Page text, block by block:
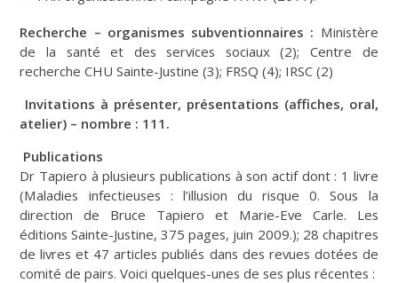
Recherche – organismes subventionnaires : Ministère
de la santé et des services sociaux (2); Centre de
recherche CHU Sainte-Justine (3); FRSQ (4); IRSC (2)
Invitations à présenter, présentations (affiches, oral,
atelier) – nombre : 111.
Publications
Dr Tapiero à plusieurs publications à son actif dont : 1 livre
(Maladies infectieuses : l’illusion du risque 0. Sous la
direction de Bruce Tapiero et Marie-Eve Carle. Les
éditions Sainte-Justine, 375 pages, juin 2009.); 28 chapitres
de livres et 47 articles publiés dans des revues dotées de
comité de pairs. Voici quelques-unes de ses plus récentes :